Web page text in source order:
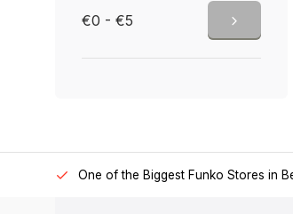
€0 - €5
One of the Biggest Funko Stores in